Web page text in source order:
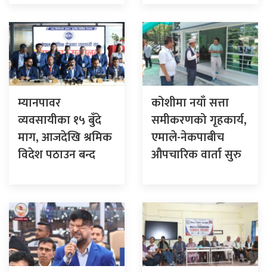
म्यानपावर
व्यवसायीका १५ बुँदे
माग, आजदेखि श्रमिक
विदेश पठाउन बन्द
कोशीमा नयाँ सत्ता
समीकरणको गृहकार्य,
एमाले-नेकपाबीच
औपचारिक वार्ता सुरु